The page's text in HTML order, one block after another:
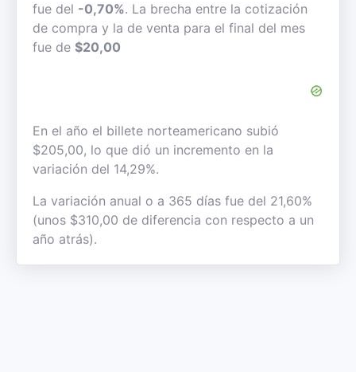
fue del -0,70%. La brecha entre la cotización
de compra y la de venta para el final del mes
fue de $20,00
En el año el billete norteamericano subió
$205,00, lo que dió un incremento en la
variación del 14,29%.
La variación anual o a 365 días fue del 21,60%
(unos $310,00 de diferencia con respecto a un
año atrás).